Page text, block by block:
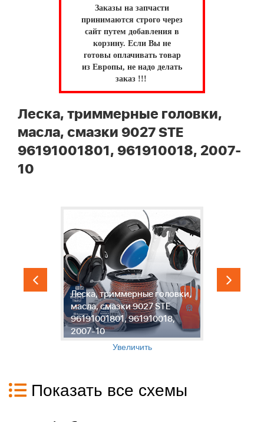
Заказы на запчасти
принимаются строго через
сайт путем добавления в
корзину. Если Вы не
готовы оплачивать товар
из Европы, не надо делать
заказ !!!
Леска, триммерные головки,
масла, смазки 9027 STE
96191001801, 961910018, 2007-
10
Леска, триммерные головки,
масла, смазки 9027 STE
96191001801, 961910018,
2007-10
Увеличить
Показать все схемы